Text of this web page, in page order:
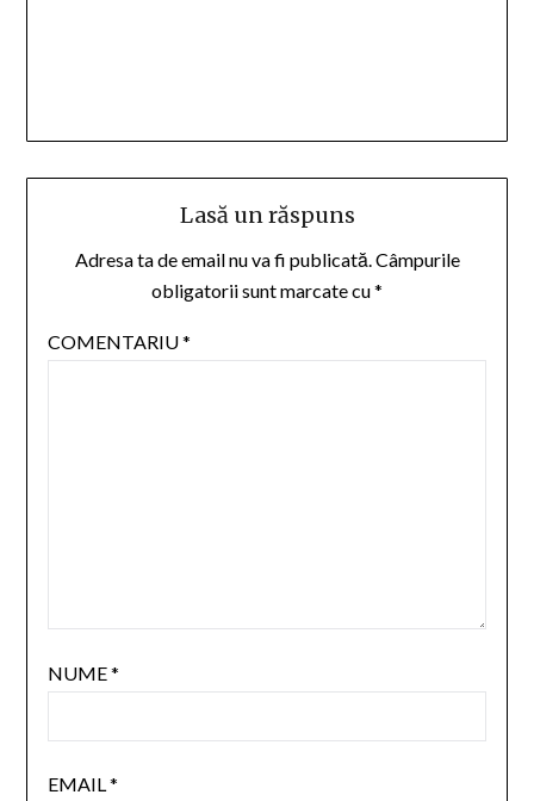
Lasă un răspuns
Adresa ta de email nu va fi publicată.Câmpurile
obligatorii sunt marcate cu*
COMENTARIU*
NUME*
EMAIL*